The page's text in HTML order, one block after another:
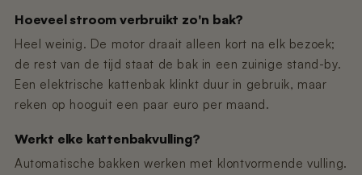
Hoeveel stroom verbruikt zo'n bak?
Heel weinig. De motor draait alleen kort na elk bezoek;
de rest van de tijd staat de bak in een zuinige stand-by.
Een elektrische kattenbak klinkt duur in gebruik, maar
reken op hooguit een paar euro per maand.
Werkt elke kattenbakvulling?
Automatische bakken werken met klontvormende vulling.